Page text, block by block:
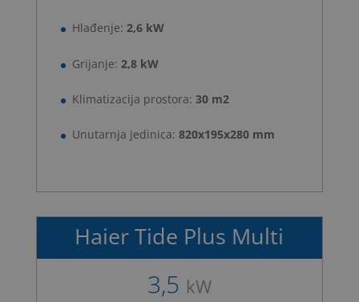
Hlađenje: 2,6 kW
Grijanje: 2,8 kW
Klimatizacija prostora: 30 m2
Unutarnja jedinica: 820x195x280 mm
Haier Tide Plus Multi
3,5 kW
>Гоогле политику приватности.